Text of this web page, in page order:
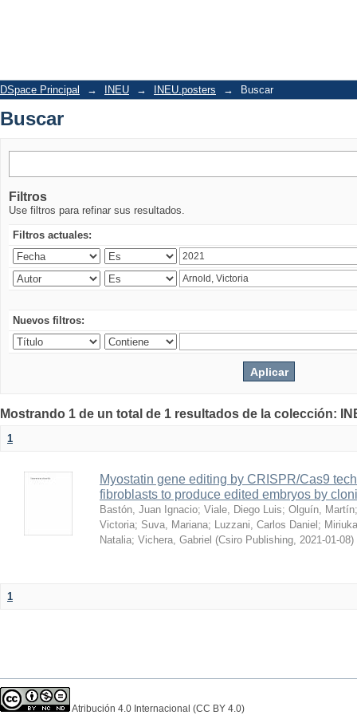
DSpace Principal → INEU → INEU.posters → Buscar
Buscar
Filtros
Use filtros para refinar sus resultados.
Filtros actuales:
Nuevos filtros:
Mostrando 1 de un total de 1 resultados de la colección:
1
Myostatin gene editing by CRISPR/Cas9
fibroblasts to produce edited embryos by
Bastón, Juan Ignacio; Viale, Diego Luis; Olguín, Martín
Victoria; Suva, Mariana; Luzzani, Carlos Daniel ;
Natalia; Vichera, Gabriel (Csiro Publishing, 2021-01-08)
1
Atribución 4.0 Internacional (CC BY 4.0)